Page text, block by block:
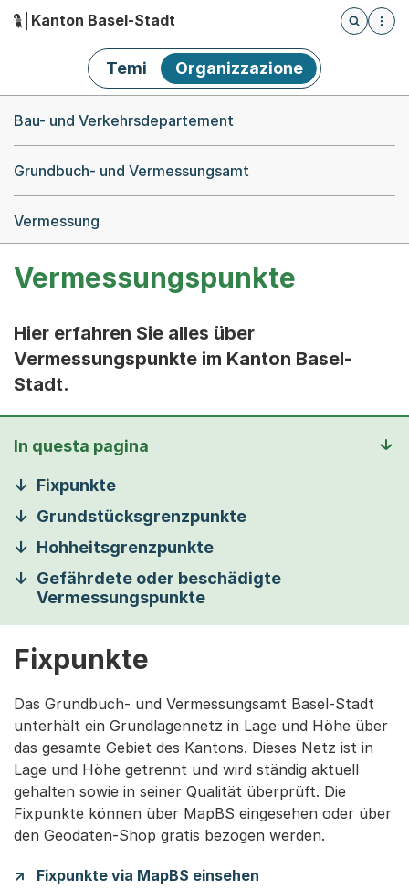
Hauptnavigation
Kanton Basel-Stadt
Öffnet
Temi Organizzazione
Bau- und Verkehrsdepartement
Grundbuch- und Vermessungsamt
Vermessung
Vermessungspunkte
Hier erfahren Sie alles über
Vermessungspunkte im Kanton Basel-
Stadt.
In questa pagina
Fixpunkte
Grundstücksgrenzpunkte
Hohheitsgrenzpunkte
Gefährdete oder beschädigte
Vermessungspunkte
Fixpunkte
Das Grundbuch- und Vermessungsamt Basel-Stadt
unterhält ein Grundlagennetz in Lage und Höhe über
das gesamte Gebiet des Kantons. Dieses Netz ist in
Lage und Höhe getrennt und wird ständig aktuell
gehalten sowie in seiner Qualität überprüft. Die
Fixpunkte können über MapBS eingesehen oder über
den Geodaten-Shop gratis bezogen werden.
Fixpunkte via MapBS einsehen